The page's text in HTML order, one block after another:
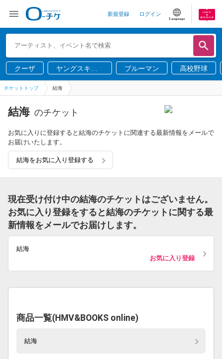
新規登録 ログイン
Language
クーザ
ヤングスキニ
ー
ブルーマン 高校野球
チケットトップ 結海
結海 のチケット
お気に入りに登録すると結海のチケットに関連する最新情報をメールで
お届けいたします。
結海をお気に入り登録する
現在受け付け中の結海のチケットはございません。
お気に入り登録をすると結海のチケットに関する最
新情報をメールでお届けします。
結海
お気に入り登録
商品一覧(HMV&BOOKS online)
結海